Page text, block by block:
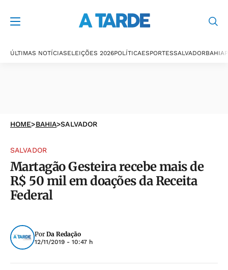
ÚLTIMAS NOTÍCIASELEIÇÕES 2026POLÍTICAESPORTESSALVADORBAHIA
HOME>BAHIA>SALVADOR
SALVADOR
Martagão Gesteira recebe mais de
R$ 50 mil em doações da Receita
Federal
Por Da Redação
12/11/2019 - 10:47 h